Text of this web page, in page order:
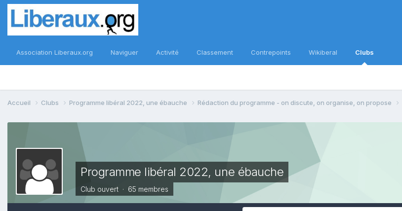
Association Liberaux.org Naviguer Activité Classement Contrepoints Wikiberal Clubs
Accueil Clubs Programme libéral 2022, une ébauche Rédaction du programme - on discute, on organise, on propose
Programme libéral 2022, une ébauche
Club ouvert · 65 membres